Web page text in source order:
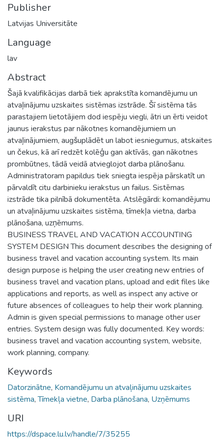
Publisher
Latvijas Universitāte
Language
lav
Abstract
Šajā kvalifikācijas darbā tiek aprakstīta komandējumu un
atvaļinājumu uzskaites sistēmas izstrāde. Šī sistēma tās
parastajiem lietotājiem dod iespēju viegli, ātri un ērti veidot
jaunus ierakstus par nākotnes komandējumiem un
atvaļinājumiem, augšuplādēt un labot iesniegumus, atskaites
un čekus, kā arī redzēt kolēģu gan aktīvās, gan nākotnes
prombūtnes, tādā veidā atvieglojot darba plānošanu.
Administratoram papildus tiek sniegta iespēja pārskatīt un
pārvaldīt citu darbinieku ierakstus un failus. Sistēmas
izstrāde tika pilnībā dokumentēta. Atslēgārdi: komandējumu
un atvaļinājumu uzskaites sistēma, tīmekļa vietna, darba
plānošana, uzņēmums.
BUSINESS TRAVEL AND VACATION ACCOUNTING
SYSTEM DESIGN This document describes the designing of
business travel and vacation accounting system. Its main
design purpose is helping the user creating new entries of
business travel and vacation plans, upload and edit files like
applications and reports, as well as inspect any active or
future absences of colleagues to help their work planning.
Admin is given special permissions to manage other user
entries. System design was fully documented. Key words:
business travel and vacation accounting system, website,
work planning, company.
Keywords
Datorzinātne, Komandējumu un atvaļinājumu uzskaites
sistēma,Tīmekļa vietne, Darba plānošana, Uzņēmums
URI
https://dspace.lu.lv/handle/7/35255